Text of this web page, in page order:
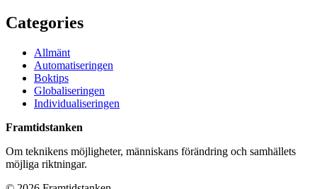
Categories
Allmänt
Automatiseringen
Boktips
Globaliseringen
Individualiseringen
Framtidstanken
Om teknikens möjligheter, människans förändring och samhällets
möjliga riktningar.